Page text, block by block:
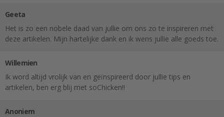
Geeta
Het is zo een nobele daad van jullie om ons zo te inspireren met
deze artikelen. Mijn hartelijke dank en ik wens jullie alle goeds toe.
Willemien
Ik word altijd vrolijk van en geïnspireerd door jullie tips en
artikelen, ben erg blij met soChicken!!
Anoniem